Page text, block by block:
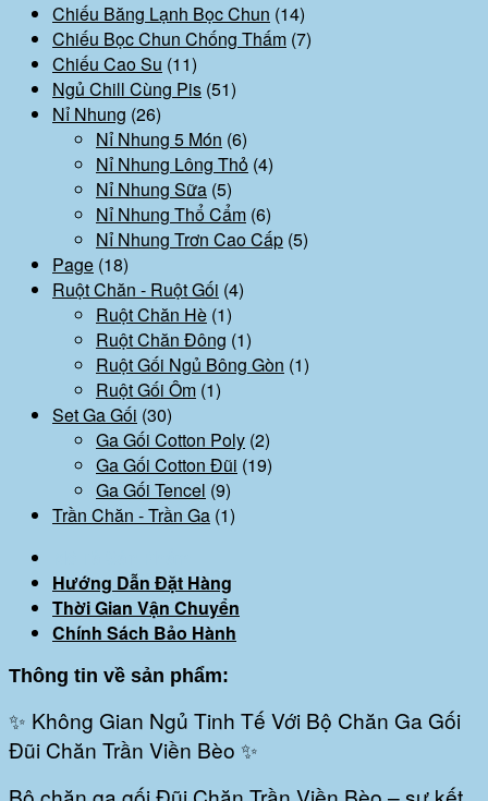
Chiếu Băng Lạnh Bọc Chun (14)
Chiếu Bọc Chun Chống Thấm (7)
Chiếu Cao Su (11)
Ngủ Chill Cùng Pis (51)
Nỉ Nhung (26)
Nỉ Nhung 5 Món (6)
Nỉ Nhung Lông Thỏ (4)
Nỉ Nhung Sữa (5)
Nỉ Nhung Thổ Cẩm (6)
Nỉ Nhung Trơn Cao Cấp (5)
Page (18)
Ruột Chăn - Ruột Gối (4)
Ruột Chăn Hè (1)
Ruột Chăn Đông (1)
Ruột Gối Ngủ Bông Gòn (1)
Ruột Gối Ôm (1)
Set Ga Gối (30)
Ga Gối Cotton Poly (2)
Ga Gối Cotton Đũi (19)
Ga Gối Tencel (9)
Trần Chăn - Trần Ga (1)
Hướng Dẫn Đặt Hàng
Thời Gian Vận Chuyển
Chính Sách Bảo Hành
Thông tin về sản phẩm:
✨ Không Gian Ngủ Tinh Tế Với Bộ Chăn Ga Gối
Đũi Chăn Trần Viền Bèo ✨